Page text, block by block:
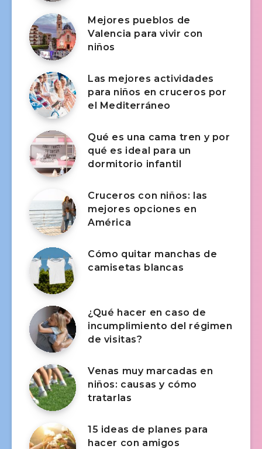
Mejores pueblos de
Valencia para vivir con
niños
Las mejores actividades
para niños en cruceros por
el Mediterráneo
Qué es una cama tren y por
qué es ideal para un
dormitorio infantil
Cruceros con niños: las
mejores opciones en
América
Cómo quitar manchas de
camisetas blancas
¿Qué hacer en caso de
incumplimiento del régimen
de visitas?
Venas muy marcadas en
niños: causas y cómo
tratarlas
15 ideas de planes para
hacer con amigos